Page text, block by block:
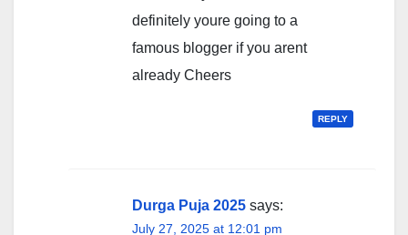
definitely youre going to a
famous blogger if you arent
already Cheers
REPLY
Durga Puja 2025 says:
July 27, 2025 at 12:01 pm